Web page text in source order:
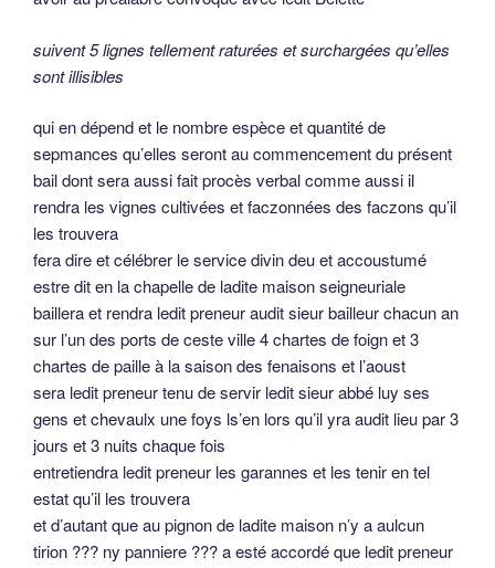
suivent 5 lignes tellement raturées et surchargées qu’elles
sont illisibles
qui en dépend et le nombre espèce et quantité de
sepmances qu’elles seront au commencement du présent
bail dont sera aussi fait procès verbal comme aussi il
rendra les vignes cultivées et faczonnées des faczons qu’il
les trouvera
fera dire et célébrer le service divin deu et accoustumé
estre dit en la chapelle de ladite maison seigneuriale
baillera et rendra ledit preneur audit sieur bailleur chacun an
sur l’un des ports de ceste ville 4 chartes de foign et 3
chartes de paille à la saison des fenaisons et l’aoust
sera ledit preneur tenu de servir ledit sieur abbé luy ses
gens et chevaulx une foys ls’en lors qu’il yra audit lieu par 3
jours et 3 nuits chaque fois
entretiendra ledit preneur les garannes et les tenir en tel
estat qu’il les trouvera
et d’autant que au pignon de ladite maison n’y a aulcun
tirion ??? ny panniere ??? a esté accordé que ledit preneur